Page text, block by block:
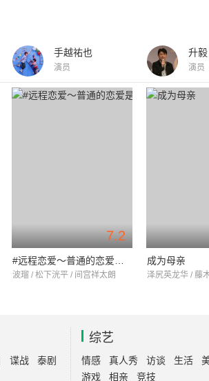
手越祐也
演员
升毅
演员
7.2
波瑠 / 松下洸平 / 间宫祥太朗
成为母亲
泽尻英龙华 / 藤
谍战
泰剧
综艺
情感 真人秀 访谈 生活
游戏
相亲 竞技